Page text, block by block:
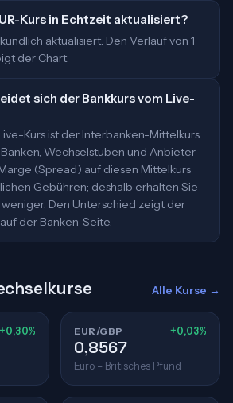
Kurs in Echtzeit aktualisiert?
aktualisiert. Den Verlauf von 1
der Chart.
sich der Bankkurs vom Live-
Kurs ist der Interbanken-Mittelkurs
Wechselstuben und Anbieter
(Spread) auf diesen Mittelkurs
Gebühren; deshalb erhalten Sie
weniger. Den Unterschied zeigt der
der Banken-Seite.
Alle Kurse →
+0,30% EUR/GBP +0,03%
0,8567
Euro – Britisches Pfund